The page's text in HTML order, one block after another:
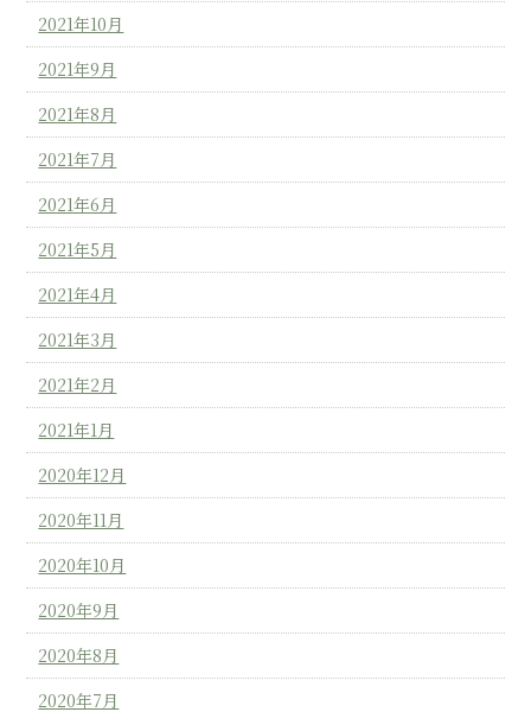
2021年10月
2021年9月
2021年8月
2021年7月
2021年6月
2021年5月
2021年4月
2021年3月
2021年2月
2021年1月
2020年12月
2020年11月
2020年10月
2020年9月
2020年8月
2020年7月